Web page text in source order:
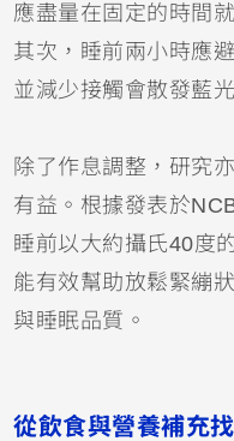
應盡量在固定的時間
其次，睡前兩小時應
並減少接觸會散發藍
除了作息調整，研究
有益。根據發表於
睡前以大約攝氏40度
能有效幫助放鬆緊繃
與睡眠品質。
從飲食與營養補充